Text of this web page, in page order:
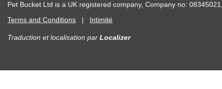
Pet Bucket Ltd is a UK registered company, Company no:
Terms and Conditions | Intimité
Traduction et localisation par Localizer